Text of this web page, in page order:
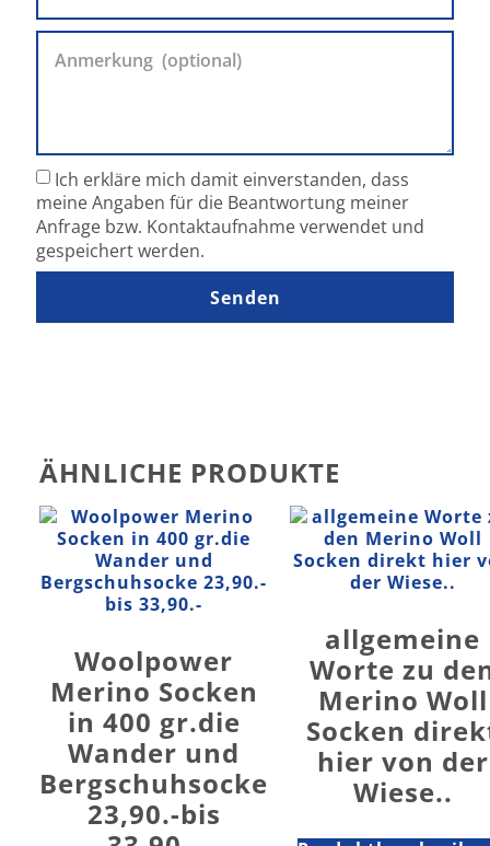
Ich erkläre mich damit einverstanden, dass
meine Angaben für die Beantwortung meiner
Anfrage bzw. Kontaktaufnahme verwendet und
gespeichert werden.
Senden
ÄHNLICHE PRODUKTE
Woolpower
Merino Socken
in 400 gr.die
Wander und
Bergschuhsocke
23,90.-bis
allgemeine
Worte zu
Merino Woll
Socken
hier von der
Wiese..